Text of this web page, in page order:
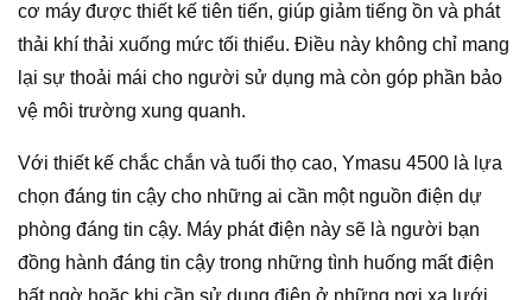
cơ máy được thiết kế tiên tiến, giúp giảm tiếng ồn và phát
thải khí thải xuống mức tối thiểu. Điều này không chỉ mang
lại sự thoải mái cho người sử dụng mà còn góp phần bảo
vệ môi trường xung quanh.
Với thiết kế chắc chắn và tuổi thọ cao, Ymasu 4500 là lựa
chọn đáng tin cậy cho những ai cần một nguồn điện dự
phòng đáng tin cậy. Máy phát điện này sẽ là người bạn
đồng hành đáng tin cậy trong những tình huống mất điện
bất ngờ hoặc khi cần sử dụng điện ở những nơi xa lưới